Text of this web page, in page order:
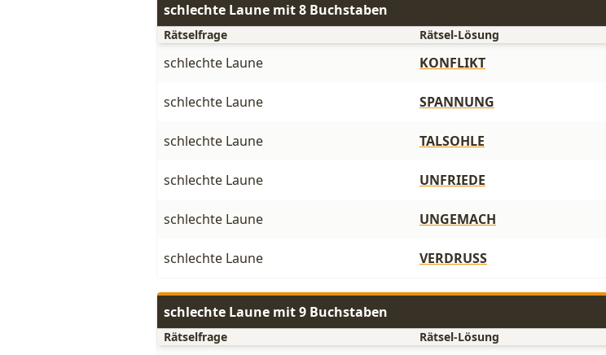
schlechte Laune mit 8 Buchstaben
Rätselfrage Rätsel-Lösung
schlechte Laune KONFLIKT
schlechte Laune SPANNUNG
schlechte Laune TALSOHLE
schlechte Laune UNFRIEDE
schlechte Laune UNGEMACH
schlechte Laune VERDRUSS
schlechte Laune mit 9 Buchstaben
Rätselfrage Rätsel-Lösung